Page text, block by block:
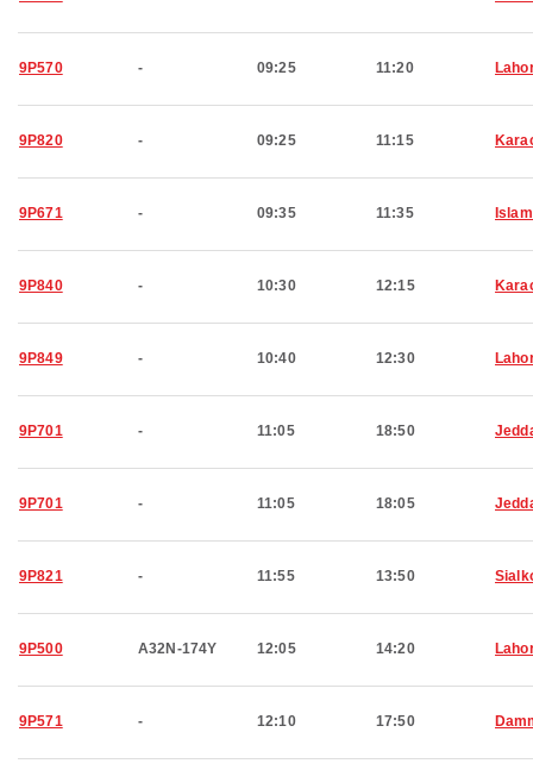
9P570 - 09:25 11:20
9P820 - 09:25 11:15
9P671 - 09:35 11:35
9P840 - 10:30 12:15
9P849 - 10:40 12:30
9P701 - 11:05 18:50
9P701 - 11:05 18:05
9P821 - 11:55 13:50
9P500 A32N-174Y 12:05 14:20
9P571 - 12:10 17:50